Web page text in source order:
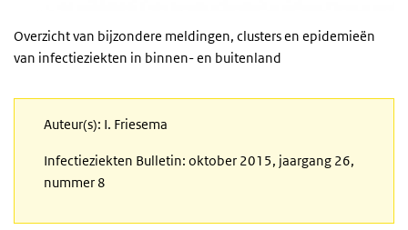
Overzicht van bijzondere meldingen, clusters en epidemieën
van infectieziekten in binnen- en buitenland
Auteur(s): I. Friesema
Infectieziekten Bulletin: oktober 2015, jaargang 26,
nummer 8